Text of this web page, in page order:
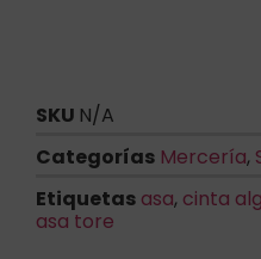
SKU N/A
Categorías Mercería,
Etiquetas asa, cinta
asa tore